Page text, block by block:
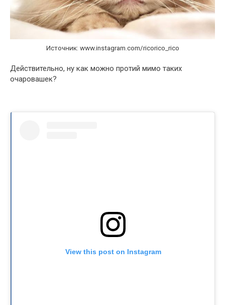
Источник: www.instagram.com/ricorico_rico
Действительно, ну как можно протий мимо таких
очаровашек?
View this post on Instagram